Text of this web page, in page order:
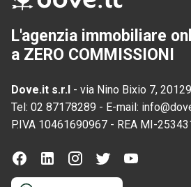
L'agenzia immobiliare
a ZERO COMMISSIONI
Dove.it s.r.l - via Nino Bixio 7,
Tel: 02 87178289 - E-mail:
P.IVA 10461690967 - REA MI-